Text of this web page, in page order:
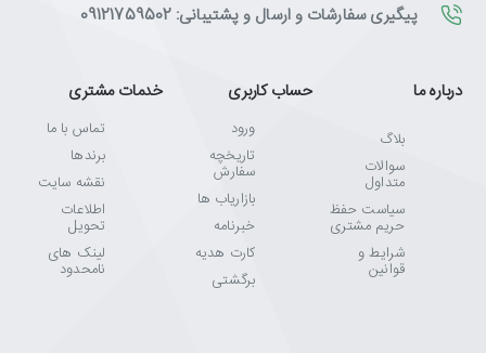
پیگیری سفارشات و ارسال و پشتیبانی: 09121759502
درباره ما
بلاگ
سوالات
متداول
سیاست حفظ
حریم مشتری
شرایط و
قوانین
حساب کاربری
ورود
تاریخچه
سفارش
بازاریاب ها
خبرنامه
کارت هدیه
برگشتی
خدمات مشتری
تماس با ما
برندها
نقشه سایت
اطلاعات
تحویل
لینک های
نامحدود